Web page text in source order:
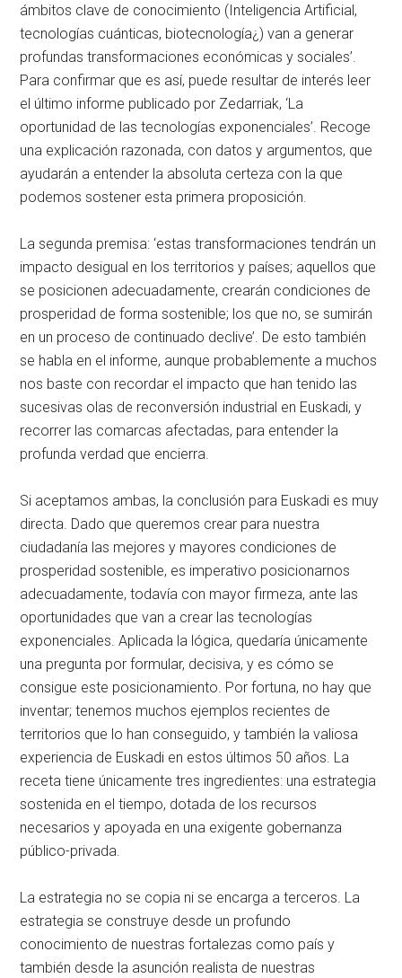
ámbitos clave de conocimiento (Inteligencia Artificial,
tecnologías cuánticas, biotecnología¿) van a generar
profundas transformaciones económicas y sociales’.
Para confirmar que es así, puede resultar de interés leer
el último informe publicado por Zedarriak, ‘La
oportunidad de las tecnologías exponenciales’. Recoge
una explicación razonada, con datos y argumentos, que
ayudarán a entender la absoluta certeza con la que
podemos sostener esta primera proposición.
La segunda premisa: ‘estas transformaciones tendrán un
impacto desigual en los territorios y países; aquellos que
se posicionen adecuadamente, crearán condiciones de
prosperidad de forma sostenible; los que no, se sumirán
en un proceso de continuado declive’. De esto también
se habla en el informe, aunque probablemente a muchos
nos baste con recordar el impacto que han tenido las
sucesivas olas de reconversión industrial en Euskadi, y
recorrer las comarcas afectadas, para entender la
profunda verdad que encierra.
Si aceptamos ambas, la conclusión para Euskadi es muy
directa. Dado que queremos crear para nuestra
ciudadanía las mejores y mayores condiciones de
prosperidad sostenible, es imperativo posicionarnos
adecuadamente, todavía con mayor firmeza, ante las
oportunidades que van a crear las tecnologías
exponenciales. Aplicada la lógica, quedaría únicamente
una pregunta por formular, decisiva, y es cómo se
consigue este posicionamiento. Por fortuna, no hay que
inventar; tenemos muchos ejemplos recientes de
territorios que lo han conseguido, y también la valiosa
experiencia de Euskadi en estos últimos 50 años. La
receta tiene únicamente tres ingredientes: una estrategia
sostenida en el tiempo, dotada de los recursos
necesarios y apoyada en una exigente gobernanza
público-privada.
La estrategia no se copia ni se encarga a terceros. La
estrategia se construye desde un profundo
conocimiento de nuestras fortalezas como país y
también desde la asunción realista de nuestras